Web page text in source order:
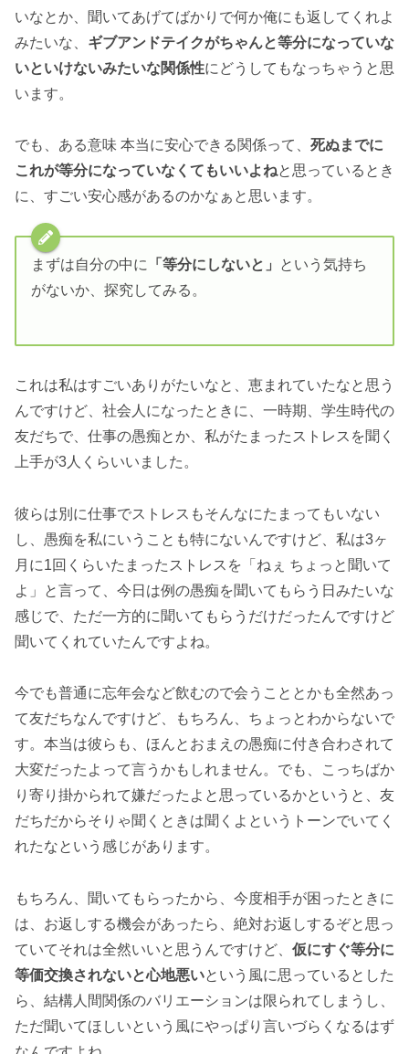
いなとか、聞いてあげてばかりで何か俺にも返してくれよ
みたいな、 ギブアンドテイクがちゃんと等分になっていな
いといけないみたいな関係性にどうしてもなっちゃうと思
います。
でも、ある意味 本当に安心できる関係って、 死ぬまでに
これが等分になっていなくてもいいよねと思っているとき
に、すごい安心感があるのかなぁと思います。
まずは自分の中に 「等分にしないと」
という気持ち
がないか、探究してみる。
これは私はすごいありがたいなと、恵まれていたなと思う
んですけど、社会人になったときに、一時期、学生時代の
友だちで、仕事の愚痴とか、私がたまったストレスを聞く
上手が3人くらいいました。
彼らは別に仕事でストレスもそんなにたまってもいない
し、愚痴を私にいうことも特にないんですけど、私は3ヶ
月に1回くらいたまったストレスを「ねぇ ちょっと聞いて
よ」と言って、今日は例の愚痴を聞いてもらう日みたいな
感じで、ただ一方的に聞いてもらうだけだったんですけど
聞いてくれていたんですよね。
今でも普通に忘年会など飲むので会うこととかも全然あっ
て友だちなんですけど、もちろん、ちょっとわからないで
す。本当は彼らも、ほんとおまえの愚痴に付き合わされて
大変だったよって言うかもしれません。でも、こっちばか
り寄り掛かられて嫌だったよと思っているかというと、友
だちだからそりゃ聞くときは聞くよというトーンでいてく
れたなという感じがあります。
もちろん、聞いてもらったから、今度相手が困ったときに
は、お返しする機会があったら、絶対お返しするぞと思っ
ていてそれは全然いいと思うんですけど、 仮にすぐ等分に
等価交換されないと心地悪いという風に思っているとした
ら、結構人間関係のバリエーションは限られてしまうし、
ただ聞いてほしいという風にやっぱり言いづらくなるはず